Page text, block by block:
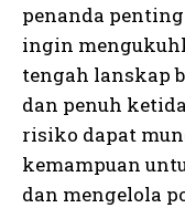
penanda
ingin
tengah lanskap
dan penuh
risiko dapat
kemampuan
dan mengelola